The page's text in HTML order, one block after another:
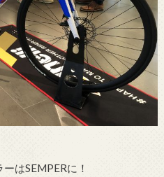
はSEMPERに！